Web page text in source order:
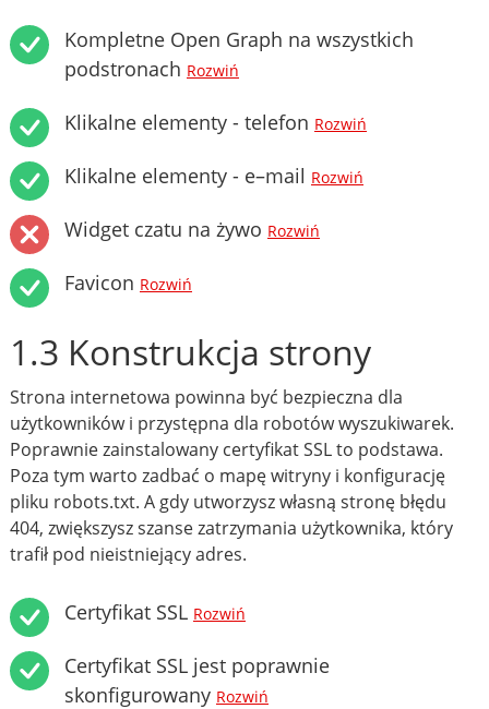
Kompletne Open Graph na wszystkich
podstronach Rozwiń
Klikalne elementy - telefon Rozwiń
Klikalne elementy - e–mail Rozwiń
Widget czatu na żywo Rozwiń
Favicon Rozwiń
1.3 Konstrukcja strony
Strona internetowa powinna być bezpieczna dla
użytkowników i przystępna dla robotów wyszukiwarek.
Poprawnie zainstalowany certyfikat SSL to podstawa.
Poza tym warto zadbać o mapę witryny i konfigurację
pliku robots.txt. A gdy utworzysz własną stronę błędu
404, zwiększysz szanse zatrzymania użytkownika, który
trafił pod nieistniejący adres.
Certyfikat SSL Rozwiń
Certyfikat SSL jest poprawnie
skonfigurowany Rozwiń